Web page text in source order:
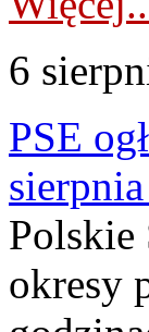
6
PSE
Polskie
okresy